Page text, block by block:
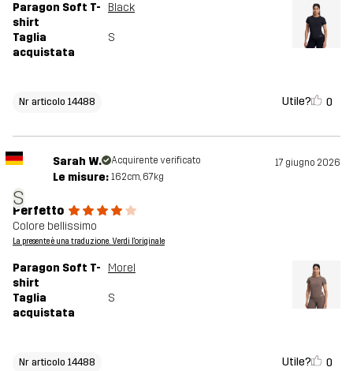
Paragon Soft T-
shirt
Black
Taglia
acquistata
S
Nr articolo 14488 Utile? 0
S
Sarah W. Acquirente verificato 17 giugno 2026
Le misure: 162cm, 67kg
Perfetto
Colore bellissimo
La presente è una traduzione. Verdi l'originale
Paragon Soft T-
shirt
Morel
Taglia
acquistata
S
Nr articolo 14488 Utile? 0